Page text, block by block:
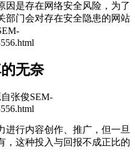
因是存在网络安全风险，为了
部门会对存在安全隐患的网站
无奈
张俊SEM-
进行内容创作、推广，但一旦
，这种投入与回报不成正比的